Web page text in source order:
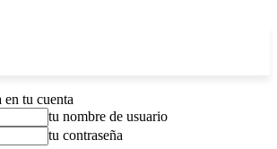
en tu cuenta
tu nombre de usuario
tu contraseña